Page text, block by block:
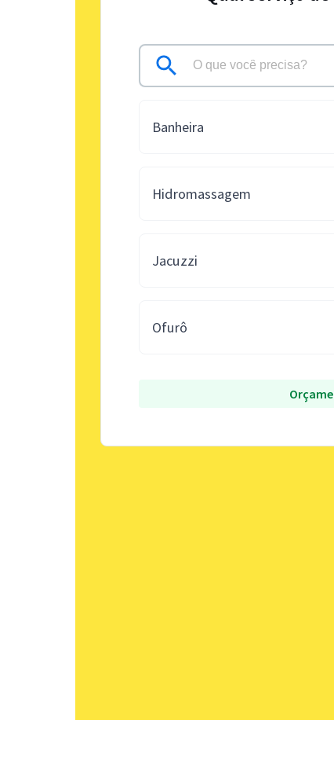
Banheira
Hidromassagem
Jacuzzi
Ofurô